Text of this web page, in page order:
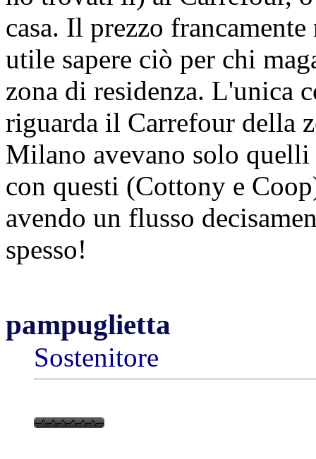
casa. Il prezzo
utile sapere ciò per chi
zona di residenza. L'unica
riguarda il Carrefour della
Milano avevano solo
con questi (Cottony e
avendo un flusso
spesso!
pampuglietta
Sostenitore